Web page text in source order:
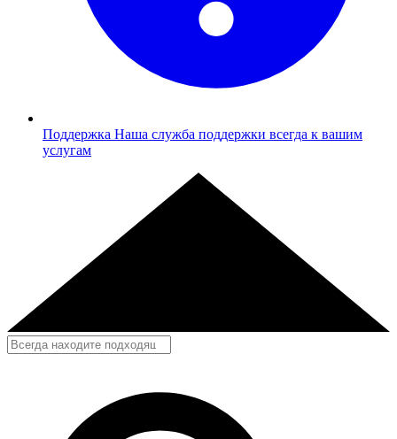
Поддержка Наша служба поддержки всегда к вашим
услугам